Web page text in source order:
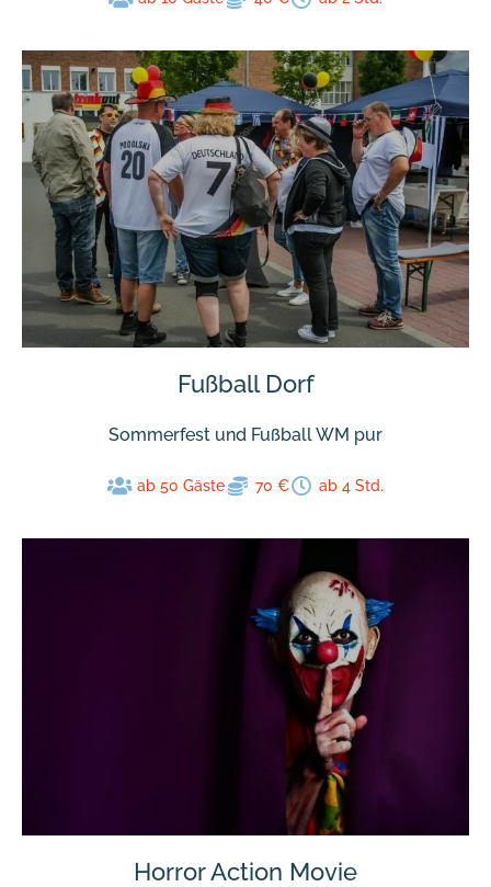
Fußball Dorf
Sommerfest und Fußball WM pur
ab 50 Gäste 70 € ab 4 Std.
Horror Action Movie